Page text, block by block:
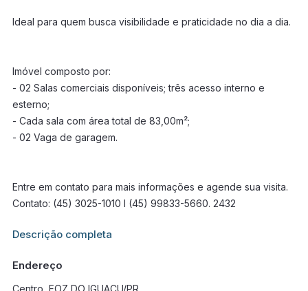
Ideal para quem busca visibilidade e praticidade no dia a dia.
Imóvel composto por:
- 02 Salas comerciais disponíveis; três acesso interno e
esterno;
- Cada sala com área total de 83,00m²;
- 02 Vaga de garagem.
Entre em contato para mais informações e agende sua visita.
Contato: (45) 3025-1010 I (45) 99833-5660. 2432
Informações adicionais sobre este imóvel estarão disponíveis
Descrição completa
Endereço
Centro, FOZ DO IGUACU/PR